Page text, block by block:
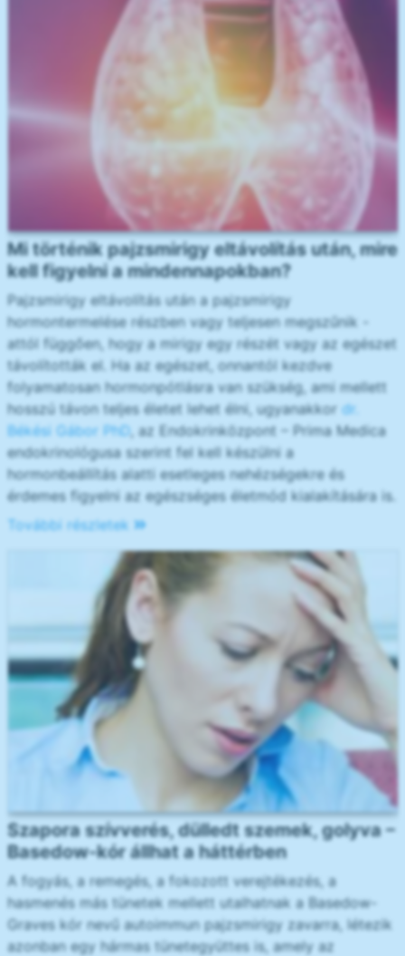
Mi történik pajzsmirigy eltávolítás után, mire
kell figyelni a mindennapokban?
Pajzsmirigy eltávolítás után a pajzsmirigy
hormontermelése részben vagy teljesen megszűnik -
attól függően, hogy a mirigy egy részét vagy az egészet
távolították el. Ha az egészet, onnantól kezdve
folyamatosan hormonpótlásra van szükség, ami mellett
hosszú távon teljes életet lehet élni, ugyanakkor dr.
Békési Gábor PhD
, az Endokrinközpont – Prima Medica
endokrinológusa szerint fel kell készülni a
hormonbeállítás alatti esetleges nehézségekre és
érdemes figyelni az egészséges életmód kialakítására is.
További részletek
Szapora szívverés, dülledt szemek, golyva –
Basedow-kór állhat a háttérben
A fogyás, a remegés, a fokozott verejtékezés, a
hasmenés más tünetek mellett utalhatnak a Basedow-
Graves kór nevű autoimmun pajzsmirigy zavarra, létezik
azonban egy hármas tünetegyüttes is, amely az